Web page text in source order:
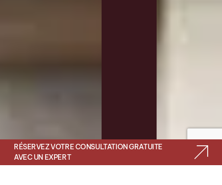
RÉSERVEZ VOTRE CONSULTATION GRATUITE
AVEC UN EXPERT